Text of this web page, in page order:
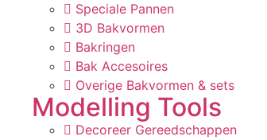
Speciale Pannen
3D Bakvormen
Bakringen
Bak Accesoires
Overige Bakvormen & sets
Modelling Tools
Decoreer Gereedschappen